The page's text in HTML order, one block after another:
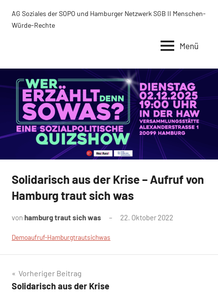
AG Soziales der SOPO und Hamburger Netzwerk SGB II Menschen-
Würde-Rechte
Menü
Uncategorized
Solidarisch aus der Krise – Aufruf von
Hamburg traut sich was
von hamburg traut sich was 22. Oktober 2022
Demoaufruf-Hamburgtrautsichwas
Beitragsnavigation
Vorheriger Beitrag
Solidarisch aus der Krise